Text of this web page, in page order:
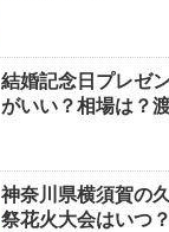
結婚記念日プレゼ
がいい？相場は？
神奈川県横須賀の
祭花火大会はいつ